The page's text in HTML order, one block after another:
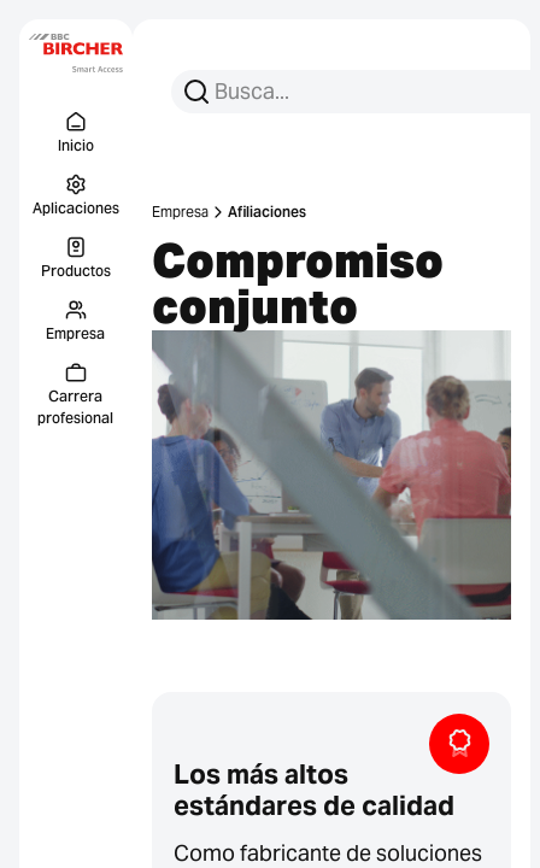
Inicio
Aplicaciones
Productos
Empresa
Carrera
profesional
Busca:
Busca en
Empresa Afiliaciones
Compromiso
conjunto
Los más altos
estándares de calidad
Como fabricante de soluciones